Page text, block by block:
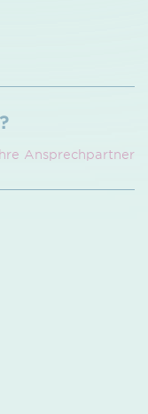
Ansprech­partner